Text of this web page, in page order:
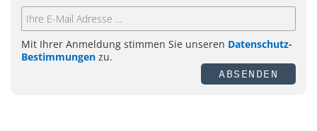
Mit Ihrer Anmeldung stimmen Sie unseren Datenschutz-
Bestimmungen zu.
ABSENDEN